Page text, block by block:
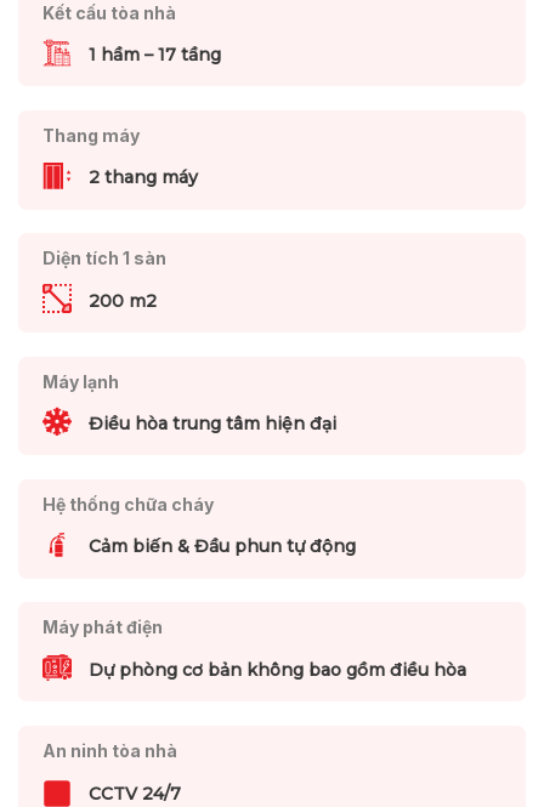
Kết cấu tòa nhà
1 hầm – 17 tầng
Thang máy
2 thang máy
Diện tích 1 sàn
200 m2
Máy lạnh
Điều hòa trung tâm hiện đại
Hệ thống chữa cháy
Cảm biến & Đầu phun tự động
Máy phát điện
Dự phòng cơ bản không bao gồm điều hòa
An ninh tòa nhà
CCTV 24/7